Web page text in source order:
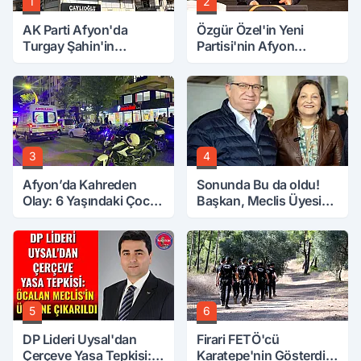
AK Parti Afyon'da
Turgay Şahin'in
Özgür Özel'in Yeni
Partisi'nin Afyon
3
Afyon’da Kahreden
Olay: 6 Yaşındaki Çocuk
4
Sonunda Bu da oldu!
Başkan, Meclis Üyesini
Attırdı
5
DP Lideri Uysal'dan
Çerçeve Yasa Tepkisi:
6
Firari FETÖ'cü
Karatepe'nin Gösterdiği